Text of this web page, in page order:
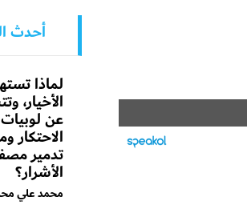
أحدث
لماذا
الأخيار،
عن لوبيات
الاحتكار
تدمير
الأشرار؟
محمد علي